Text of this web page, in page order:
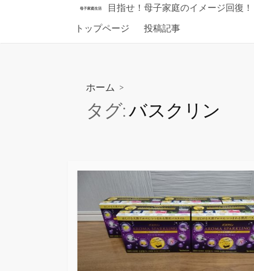
母子家庭生活 目指せ！母子家庭のイメージ回復！
トップページ 投稿記事
ホーム >
タグ:バスクリン